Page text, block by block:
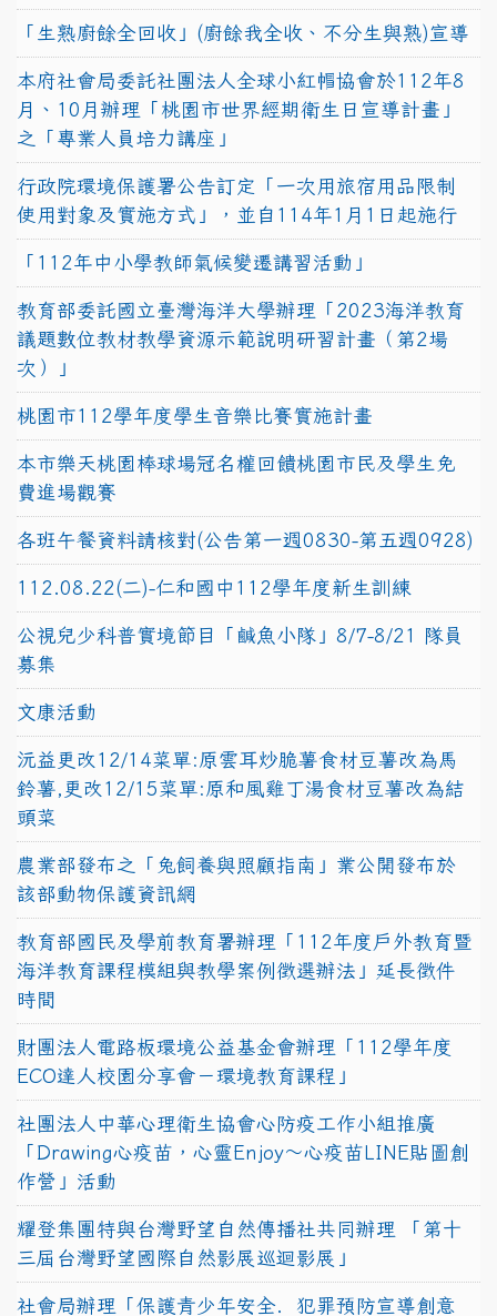
「生熟廚餘全回收」(廚餘我全收、不分生與熟)宣導
本府社會局委託社團法人全球小紅帽協會於112年8
月、10月辦理「桃園市世界經期衛生日宣導計畫」
之「專業人員培力講座」
行政院環境保護署公告訂定「一次用旅宿用品限制
使用對象及實施方式」，並自114年1月1日起施行
「112年中小學教師氣候變遷講習活動」
教育部委託國立臺灣海洋大學辦理「2023海洋教育
議題數位教材教學資源示範說明研習計畫（第2場
次）」
桃園市112學年度學生音樂比賽實施計畫
本市樂天桃園棒球場冠名權回饋桃園市民及學生免
費進場觀賽
各班午餐資料請核對(公告第一週0830-第五週0928)
112.08.22(二)-仁和國中112學年度新生訓練
公視兒少科普實境節目「鹹魚小隊」8/7-8/21 隊員
募集
文康活動
沅益更改12/14菜單:原雲耳炒脆薯食材豆薯改為馬
鈴薯,更改12/15菜單:原和風雞丁湯食材豆薯改為結
頭菜
農業部發布之「兔飼養與照顧指南」業公開發布於
該部動物保護資訊網
教育部國民及學前教育署辦理「112年度戶外教育暨
海洋教育課程模組與教學案例徵選辦法」延長徵件
時間
財團法人電路板環境公益基金會辦理「112學年度
ECO達人校園分享會－環境教育課程」
社團法人中華心理衛生協會心防疫工作小組推廣
「Drawing心疫苗，心靈Enjoy〜心疫苗LINE貼圖創
作營」活動
耀登集團特與台灣野望自然傳播社共同辦理 「第十
三屆台灣野望國際自然影展巡迴影展」
社會局辦理「保護青少年安全．犯罪預防宣導創意